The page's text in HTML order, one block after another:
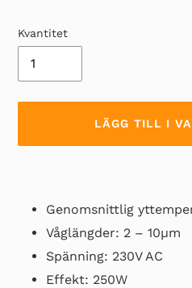
Kvantitet
LÄGG TILL I
produkten
varukorg
Genomsnittlig
Våglängder: 2 – 10µm
Spänning: 230V AC
Effekt: 250W